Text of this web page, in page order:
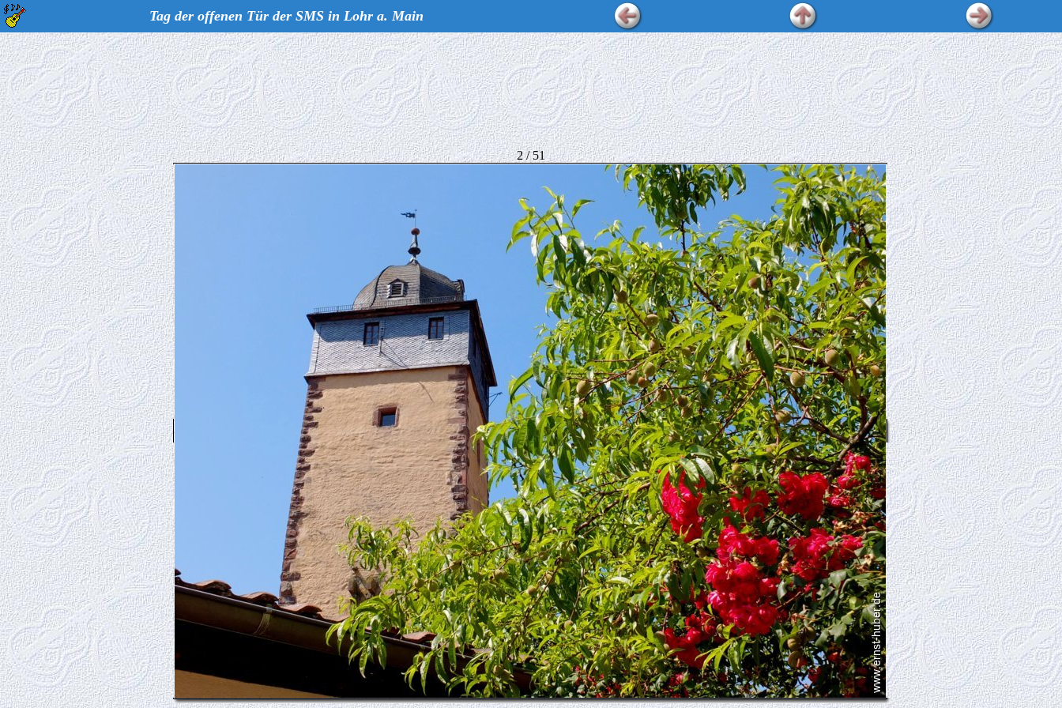
Tag der offenen Tür der SMS in Lohr a. Main
2 / 51